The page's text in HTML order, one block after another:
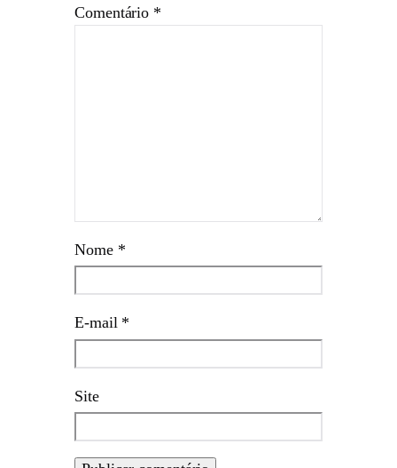
Comentário *
Nome *
E-mail *
Site